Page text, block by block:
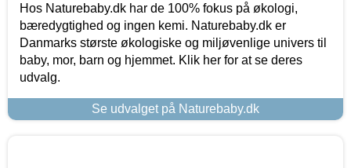
Hos Naturebaby.dk har de 100% fokus på økologi,
bæredygtighed og ingen kemi. Naturebaby.dk er
Danmarks største økologiske og miljøvenlige univers til
baby, mor, barn og hjemmet. Klik her for at se deres
udvalg.
Se udvalget på Naturebaby.dk